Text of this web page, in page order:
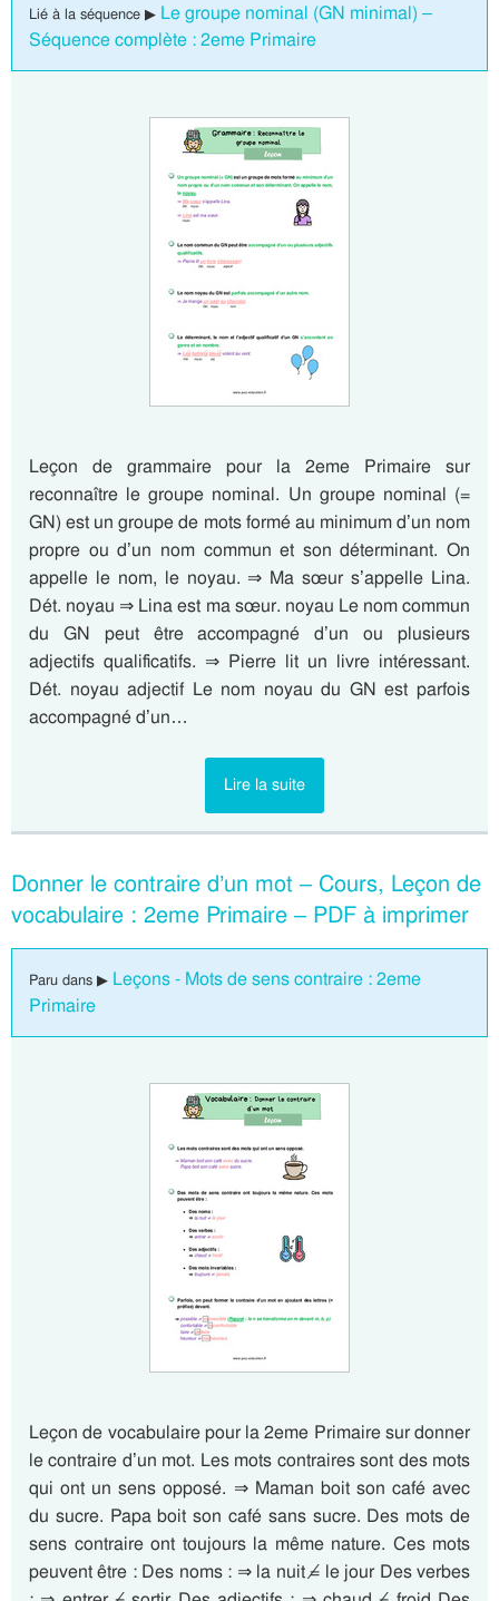
Lié à la séquence ▶ Le groupe nominal (GN minimal) –
Séquence complète : 2eme Primaire
Leçon de grammaire pour la 2eme Primaire sur
reconnaître le groupe nominal. Un groupe nominal (=
GN) est un groupe de mots formé au minimum d’un nom
propre ou d’un nom commun et son déterminant. On
appelle le nom, le noyau. ⇒ Ma sœur s’appelle Lina.
Dét. noyau ⇒ Lina est ma sœur. noyau Le nom commun
du GN peut être accompagné d’un ou plusieurs
adjectifs qualificatifs. ⇒ Pierre lit un livre intéressant.
Dét. noyau adjectif Le nom noyau du GN est parfois
accompagné d’un…
Lire la suite
Donner le contraire d’un mot – Cours, Leçon de
vocabulaire : 2eme Primaire – PDF à imprimer
Paru dans ▶ Leçons - Mots de sens contraire : 2eme
Primaire
Leçon de vocabulaire pour la 2eme Primaire sur donner
le contraire d’un mot. Les mots contraires sont des mots
qui ont un sens opposé. ⇒ Maman boit son café avec
du sucre. Papa boit son café sans sucre. Des mots de
sens contraire ont toujours la même nature. Ces mots
peuvent être : Des noms : ⇒ la nuit ≠ le jour Des verbes